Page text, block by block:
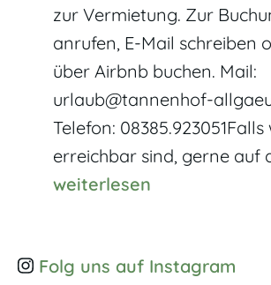
zur Vermietung. Zur
anrufen, E-Mail schreiben
über Airbnb buchen. Mail:
urlaub@tannenhof-
Telefon:
erreichbar sind, gerne auf
weiterlesen
Folg uns auf Instagram